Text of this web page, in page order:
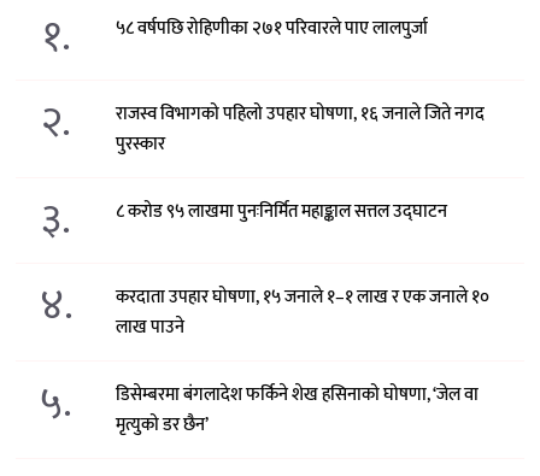
१. ५८ वर्षपछि रोहिणीका २७१ परिवारले पाए लालपुर्जा
२.
राजस्व विभागको पहिलो उपहार घोषणा, १६ जनाले जिते नगद
पुरस्कार
३. ८ करोड ९५ लाखमा पुनःनिर्मित महाङ्काल सत्तल उद्घाटन
४.
करदाता उपहार घोषणा, १५ जनाले १–१ लाख र एक जनाले १०
लाख पाउने
५.
डिसेम्बरमा बंगलादेश फर्किने शेख हसिनाको घोषणा, ‘जेल वा
मृत्युको डर छैन’